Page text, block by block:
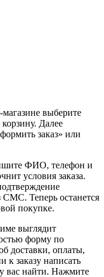
выберите
Далее
заказ» или
ФИО, телефон и
условия заказа.
СМС. Теперь останется
покупке.
выглядит
форму по
доставки, оплаты,
к заказу написать
вас найти. Нажмите